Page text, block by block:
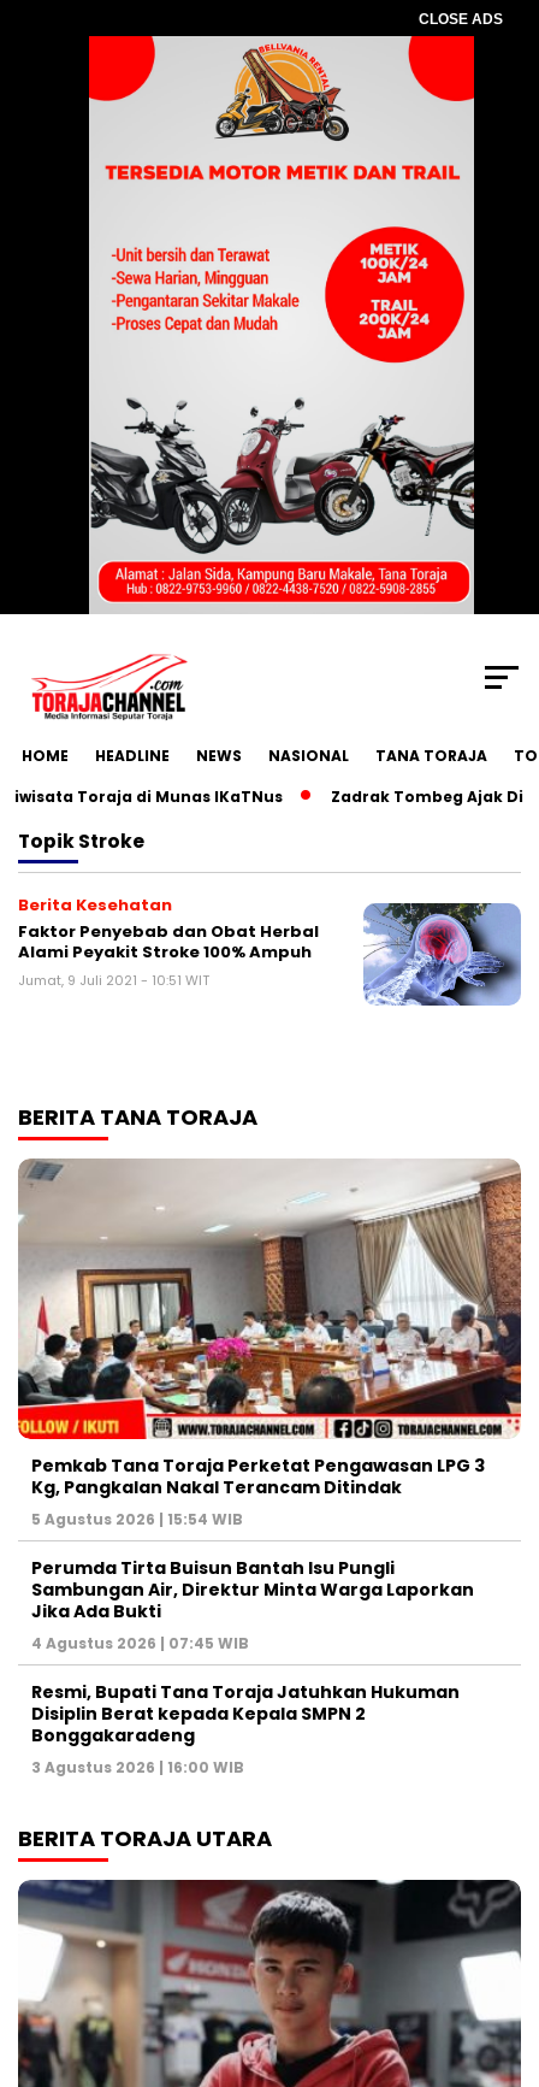
CLOSE ADS
HOME HEADLINE NEWS NASIONAL TANA TORAJA
Toraja di Munas IKaTNus
Zadrak Tombeg Ajak
TopikStroke
Berita Kesehatan
Faktor Penyebab dan Obat Herbal
Alami Peyakit Stroke 100% Ampuh
Jumat, 9 Juli 2021 - 10:51 WIT
BERITA TANA TORAJA
Pemkab Tana Toraja Perketat Pengawasan LPG 3
Kg, Pangkalan Nakal Terancam Ditindak
5 Agustus 2026 | 15:54 WIB
Perumda Tirta Buisun Bantah Isu Pungli
Sambungan Air, Direktur Minta Warga Laporkan
Jika Ada Bukti
4 Agustus 2026 | 07:45 WIB
Resmi, Bupati Tana Toraja Jatuhkan Hukuman
Disiplin Berat kepada Kepala SMPN 2
Bonggakaradeng
3 Agustus 2026 | 16:00 WIB
BERITA TORAJA UTARA